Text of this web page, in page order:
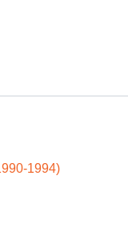
1994)